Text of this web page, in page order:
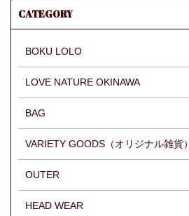
CATEGORY
BOKU LOLO
LOVE NATURE OKINAWA
BAG
VARIETY GOODS（オリジナル雑貨）
OUTER
HEAD WEAR